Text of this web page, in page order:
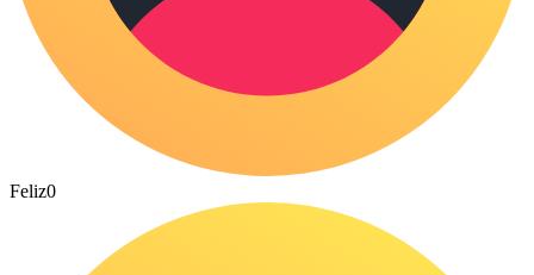
Feliz0